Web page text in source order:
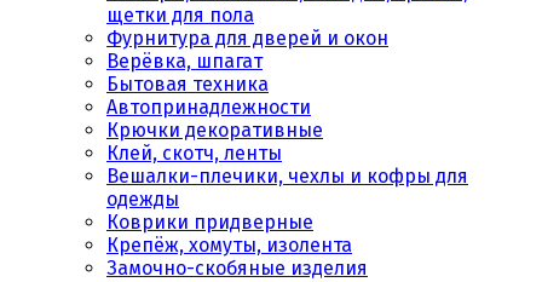
щетки для пола
Фурнитура для дверей и окон
Верёвка, шпагат
Бытовая техника
Автопринадлежности
Крючки декоративные
Клей, скотч, ленты
Вешалки-плечики, чехлы и кофры для
одежды
Коврики придверные
Крепёж, хомуты, изолента
Замочно-скобяные изделия